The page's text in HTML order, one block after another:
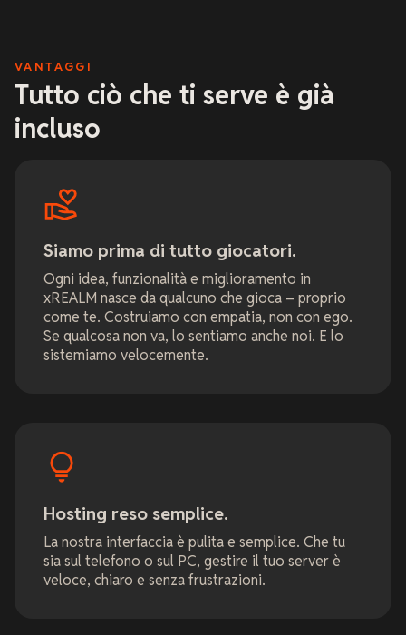
VANTAGGI
Tutto ciò che ti serve è già
incluso
Siamo prima di tutto giocatori.
Ogni idea, funzionalità e miglioramento in
xREALM nasce da qualcuno che gioca – proprio
come te. Costruiamo con empatia, non con ego.
Se qualcosa non va, lo sentiamo anche noi. E lo
sistemiamo velocemente.
Hosting reso semplice.
La nostra interfaccia è pulita e semplice. Che tu
sia sul telefono o sul PC, gestire il tuo server è
veloce, chiaro e senza frustrazioni.